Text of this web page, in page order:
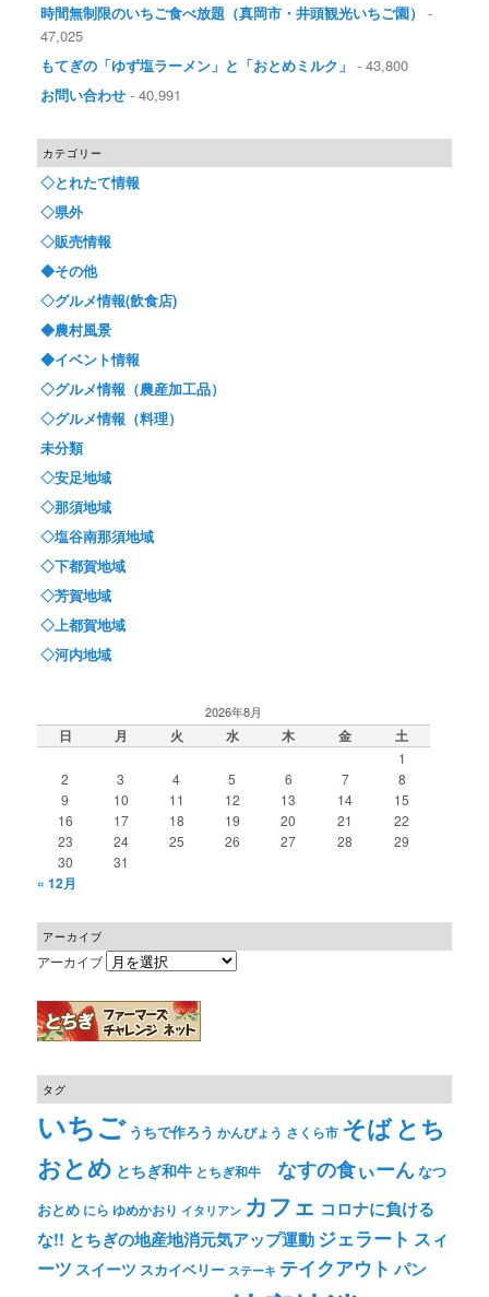
時間無制限のいちご食べ放題（真岡市・井頭観光いちご園）
-
47,025
もてぎの「ゆず塩ラーメン」と「おとめミルク」 - 43,800
お問い合わせ - 40,991
カテゴリー
◇とれたて情報
◇県外
◇販売情報
◆その他
◇グルメ情報(飲食店)
◆農村風景
◆イベント情報
◇グルメ情報（農産加工品）
◇グルメ情報（料理）
未分類
◇安足地域
◇那須地域
◇塩谷南那須地域
◇下都賀地域
◇芳賀地域
◇上都賀地域
◇河内地域
2026年8月
日 月 火 水 木 金 土
1
2
3 4 5 6 7
8
9
10 11 12 13 14
15
16
17 18 19 20 21
22
23
24 25 26 27 28
29
30
31
« 12月
アーカイブ
アーカイブ
タグ
いちご うちで作ろう かんぴょう さくら市 そばとち
おとめ とちぎ和牛 とちぎ和牛 なすの食ぃーんなつ
おとめ にら ゆめかおり イタリアン カフェ コロナに負ける
な!! とちぎの地産地消元気アップ運動ジェラート スィ
ーツ スイーツ スカイベリー ステーキ テイクアウト パン